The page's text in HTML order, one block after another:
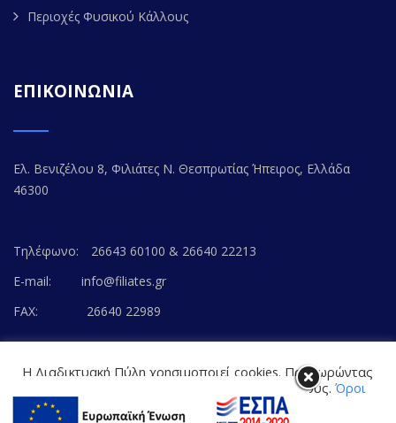
Περιοχές Φυσικού Κάλλους
ΕΠΙΚΟΙΝΩΝΙΑ
Ελ. Βενιζέλου 8, Φιλιάτες Ν. Θεσπρωτίας Ήπειρος, Ελλάδα
46300
Τηλέφωνο:
26643 60100 & 26640 22213
E-mail:
info@filiates.gr
FAX:
26640 22989
© Copyright 2020. FILIATES.GR | All Rights Reserved.
Η Διαδικτυακή Πύλη χρησιμοποιεί cookies. Προχωρώντας
στο περιεχόμενο, συναινείτε με την αποδοχή τους. Όροι
Χρήσης Ιστοτόπου